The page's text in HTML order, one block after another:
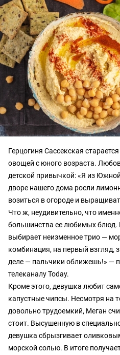
Герцогиня Сассекская
овощей с юного возраста.
детской привычкой: «Я из
дворе нашего дома росли
возиться в огороде и
Что ж, неудивительно, что
большинства ее любимых блюд.
выбирает неизменное трио —
комбинация, на первый взгляд,
деле — пальчики оближешь!» —
телеканалу Today.
Кроме этого, девушка любит
капустные чипсы. Несмотря на
довольно трудоемкий, Меган
стоит. Высушенную в
девушка сбрызгивает
морской солью. В итоге